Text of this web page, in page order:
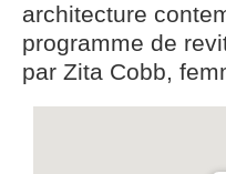
architecture
programme de
par Zita Cobb,